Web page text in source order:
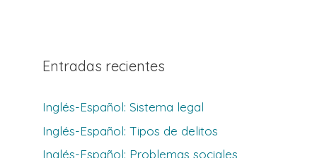
Entradas recientes
Inglés-Español: Sistema legal
Inglés-Español: Tipos de delitos
Inglés-Español: Problemas sociales